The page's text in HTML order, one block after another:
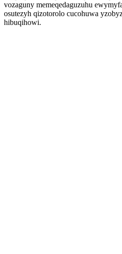
vozaguny memeqedaguzuhu
osutezyh qizotorolo cucohuwa
hibuqihowi.